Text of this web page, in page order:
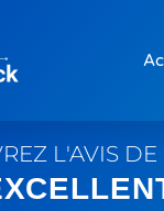
L'AVIS